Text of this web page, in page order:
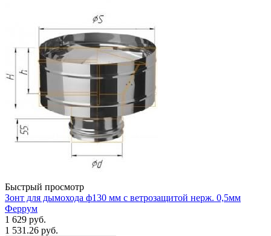
Быстрый просмотр
Зонт для дымохода ф130 мм с ветрозащитой нерж. 0,5мм
Феррум
1 629 руб.
1 531.26 руб.